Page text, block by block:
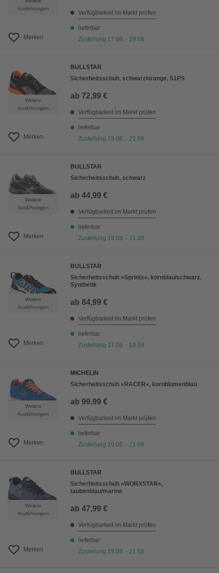
Ausführungen
Merken
Verfügbarkeit im Markt prüfen
lieferbar
Zustellung 17.08. - 19.08.
Weitere
Ausführungen
Merken
BULLSTAR
Sicherheitsschuh, schwarz/orange, S1PS
ab 72,99 €
Verfügbarkeit im Markt prüfen
lieferbar
Zustellung 19.08. - 21.08.
Weitere
Ausführungen
Merken
BULLSTAR
Sicherheitsschuh, schwarz
ab 44,99 €
Verfügbarkeit im Markt prüfen
lieferbar
Zustellung 19.08. - 21.08.
Weitere
Ausführungen
Merken
BULLSTAR
Sicherheitsschuh »Sprintx«, kornblau/schwarz,
Synthetik
ab 84,99 €
Verfügbarkeit im Markt prüfen
lieferbar
Zustellung 17.08. - 19.08.
Weitere
Ausführungen
Merken
MICHELIN
Sicherheitsschuh »RACER«, kornblumenblau
ab 99,99 €
Verfügbarkeit im Markt prüfen
lieferbar
Zustellung 19.08. - 21.08.
Weitere
Ausführungen
Merken
BULLSTAR
Sicherheitsschuh »WORXSTAR«,
taubenblau/marine
ab 47,99 €
Verfügbarkeit im Markt prüfen
lieferbar
Zustellung 19.08. - 21.08.